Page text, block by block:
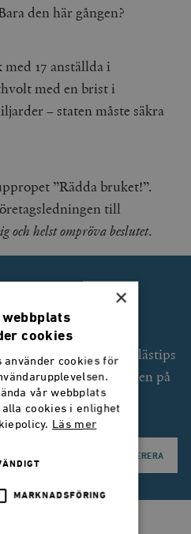
den här gången?
17 anställda i
med en brist i
– staten måste säkra
”Rädda bruket!”.
till
och helst ompröva beslutet.
(gratis) ett
av Svend Dahl och lästips
unika erbjudanden på
×
webbplats
cookies
använder cookies för
vår webbplats
cookies i enlighet
Läs mer
MARKNADSFÖRING